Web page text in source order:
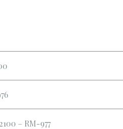
– RM-977